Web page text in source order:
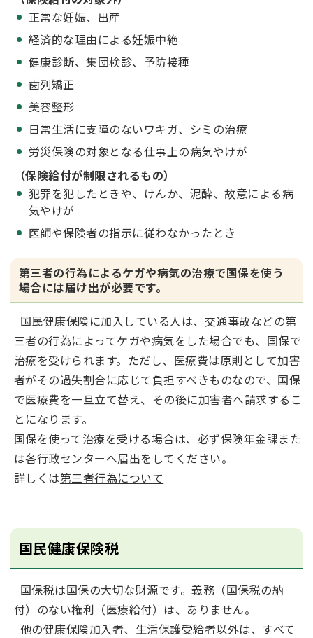
正常な妊娠、出産
経済的な理由による妊娠中絶
健康診断、集団検診、予防接種
歯列矯正
美容整形
日常生活に支障のないワキガ、シミの治療
労災保険の対象となる仕事上の病気やけが
（保険給付が制限されるもの）
犯罪を犯したときや、けんか、泥酔、故意による病
気やけが
医師や保険者の指示に従わなかったとき
第三者の行為によるケガや病気の治療で国保を使う
場合には届け出が必要です。
国民健康保険に加入している人は、交通事故などの第
三者の行為によってケガや病気をした場合でも、国保で
治療を受けられます。ただし、医療費は原則として加害
者がその過失割合に応じて負担すべきものなので、国保
で医療費を一旦立て替え、その後に加害者へ請求するこ
とになります。
国保を使って治療を受ける場合は、必ず保険年金課また
は各行政センターへ届出をしてください。
詳しくは第三者行為について
国民健康保険税
国保税は国保の大切な財源です。義務（国保税の納
付）のない権利（医療給付）は、ありません。
他の健康保険加入者、生活保護受給者以外は、すべて